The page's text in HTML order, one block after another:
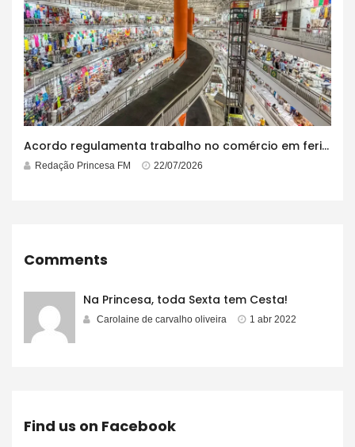
Acordo regulamenta trabalho no comércio em feriados
Redação Princesa FM 22/07/2026
Comments
Na Princesa, toda Sexta tem Cesta!
Carolaine de carvalho oliveira 1 abr 2022
Find us on Facebook